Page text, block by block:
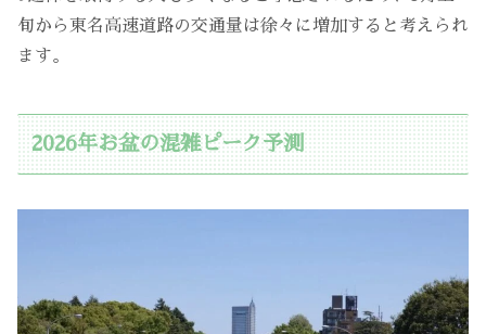
旬から東名高速道路の交通量は徐々に増加すると考えられ
ます。
2026年お盆の混雑ピーク予測